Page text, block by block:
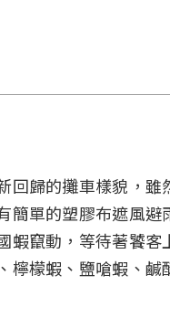
回歸的攤車樣貌，
簡單的塑膠布遮風避
蝦竄動，等待著饕客
檬蝦、鹽嗆蝦、鹹